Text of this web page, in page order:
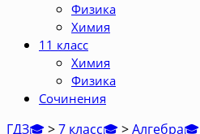
Физика
Химия
11 класс
Химия
Физика
Сочинения
ГДЗ🎓>7 класс🎓>Алгебра🎓